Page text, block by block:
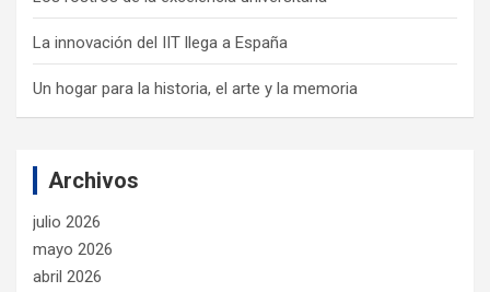
La innovación del IIT llega a España
Un hogar para la historia, el arte y la memoria
Archivos
julio 2026
mayo 2026
abril 2026